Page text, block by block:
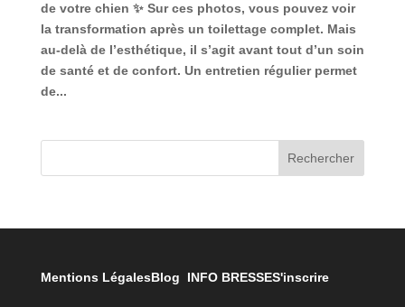
de votre chien ✨ Sur ces photos, vous pouvez voir
la transformation après un toilettage complet. Mais
au-delà de l’esthétique, il s’agit avant tout d’un soin
de santé et de confort. Un entretien régulier permet
de...
Rechercher
Mentions LégalesBlog INFO BRESSES'inscrire